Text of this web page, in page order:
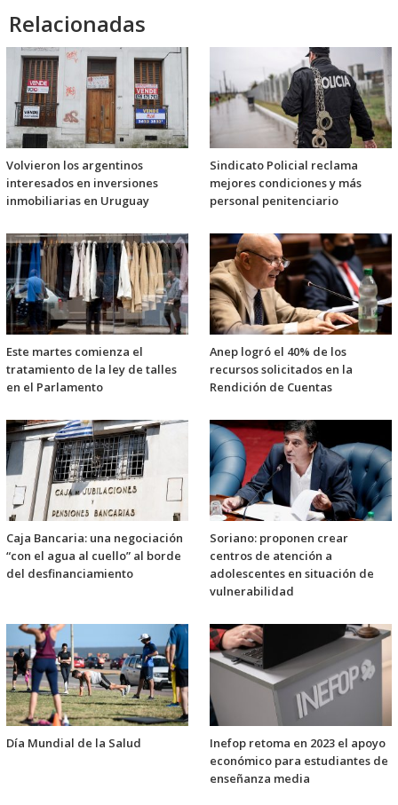
Relacionadas
Volvieron los argentinos
interesados en inversiones
inmobiliarias en Uruguay
Sindicato Policial reclama
mejores condiciones y más
personal penitenciario
Este martes comienza el
tratamiento de la ley de talles
en el Parlamento
Anep logró el 40% de los
recursos solicitados en la
Rendición de Cuentas
Caja Bancaria: una negociación
“con el agua al cuello” al borde
del desfinanciamiento
Soriano: proponen crear
centros de atención a
adolescentes en situación de
vulnerabilidad
Día Mundial de la Salud
Inefop retoma en 2023 el apoyo
económico para estudiantes de
enseñanza media